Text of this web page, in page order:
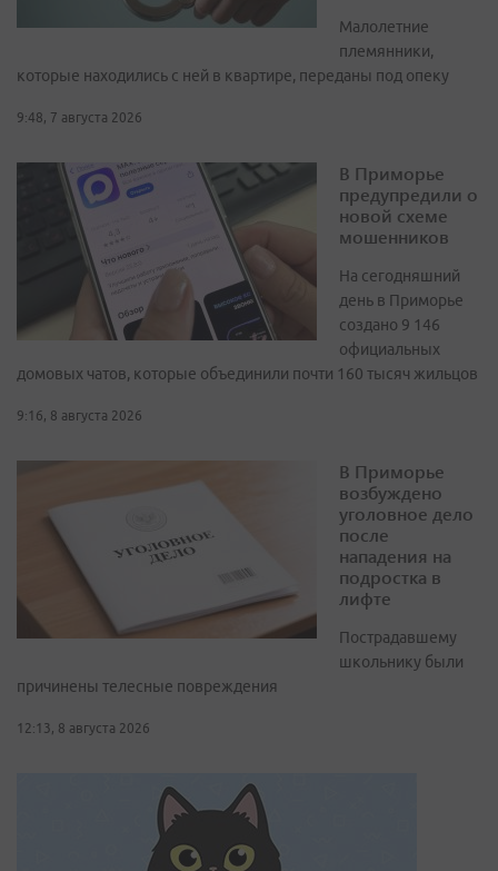
Малолетние
племянники,
которые находились с ней в квартире, переданы под опеку
9:48, 7 августа 2026
В Приморье
предупредили о
новой схеме
мошенников
На сегодняшний
день в Приморье
создано 9 146
официальных
домовых чатов, которые объединили почти 160 тысяч жильцов
9:16, 8 августа 2026
В Приморье
возбуждено
уголовное дело
после
нападения на
подростка в
лифте
Пострадавшему
школьнику были
причинены телесные повреждения
12:13, 8 августа 2026